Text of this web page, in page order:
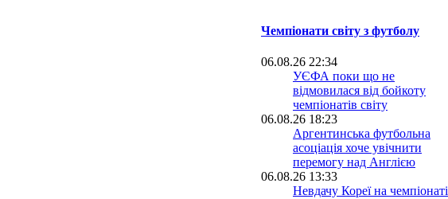
Чемпіонати світу з футболу
06.08.26 22:34
УЄФА поки що не
відмовилася від бойкоту
чемпіонатів світу
06.08.26 18:23
Аргентинська футбольна
асоціація хоче увічнити
перемогу над Англією
06.08.26 13:33
Невдачу Кореї на чемпіонаті